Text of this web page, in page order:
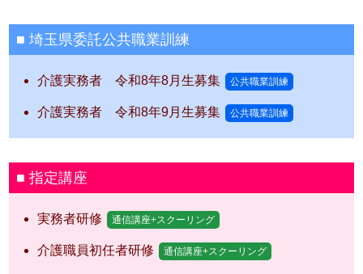
埼玉県委託公共職業訓練
介護実務者 令和8年8月生募集 公共職業訓練
介護実務者 令和8年9月生募集 公共職業訓練
指定講座
実務者研修 通信講座+スクーリング
介護職員初任者研修 通信講座+スクーリング